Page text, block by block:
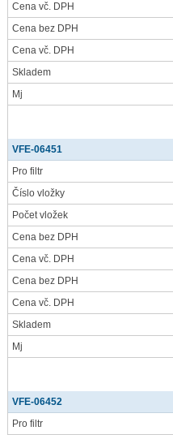
Cena vč. DPH
Cena bez DPH
Cena vč. DPH
Skladem
Mj
VFE-06451
Pro filtr
Číslo vložky
Počet vložek
Cena bez DPH
Cena vč. DPH
Cena bez DPH
Cena vč. DPH
Skladem
Mj
VFE-06452
Pro filtr